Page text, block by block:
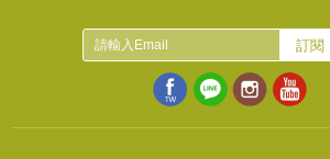
(USD6.64)
訂閱